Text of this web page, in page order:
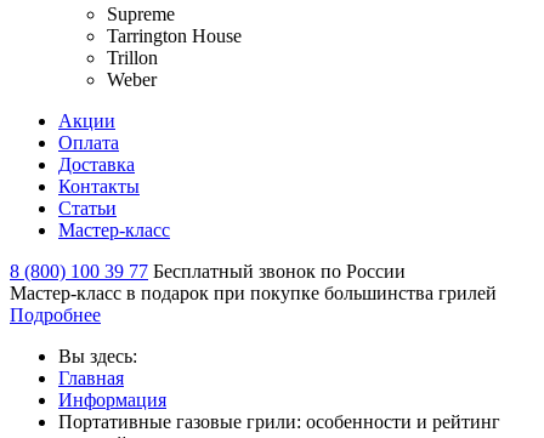
Supreme
Tarrington House
Trillon
Weber
Акции
Оплата
Доставка
Контакты
Статьи
Мастер-класс
8 (800) 100 39 77 Бесплатный звонок по России
Мастер-класс в подарок при покупке большинства грилей
Подробнее
Вы здесь:
Главная
Информация
Портативные газовые грили: особенности и рейтинг